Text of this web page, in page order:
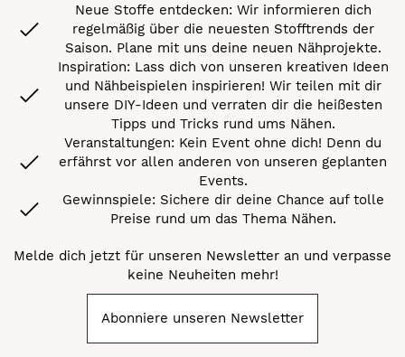
Neue Stoffe entdecken: Wir informieren dich
regelmäßig über die neuesten Stofftrends der
Saison. Plane mit uns deine neuen Nähprojekte.
Inspiration: Lass dich von unseren kreativen Ideen
und Nähbeispielen inspirieren! Wir teilen mit dir
unsere DIY-Ideen und verraten dir die heißesten
Tipps und Tricks rund ums Nähen.
Veranstaltungen: Kein Event ohne dich! Denn du
erfährst vor allen anderen von unseren geplanten
Events.
Gewinnspiele: Sichere dir deine Chance auf tolle
Preise rund um das Thema Nähen.
Melde dich jetzt für unseren Newsletter an und verpasse
keine Neuheiten mehr!
Abonniere unseren Newsletter